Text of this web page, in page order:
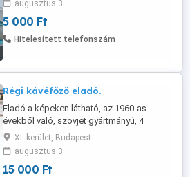
kerületben. Telefon .
augusztus 3
5 000 Ft
Hitelesített telefonszám
Régi kávéfőző eladó.
Eladó a képeken látható, az 1960-as
évekből való, szovjet gyártmányú, 4
személyes, elektromos kávéfőző,
porcelán kiöntővel. Személyes átvétellel a
11. kerületben. Telefon .
XI. kerület, Budapest
augusztus 3
15 000 Ft